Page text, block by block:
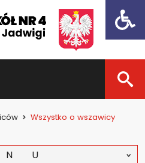
Wszystko o wszawicy